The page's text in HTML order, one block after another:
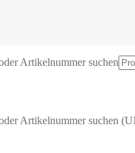
Artikelnummer suchen
Artikelnummer suchen